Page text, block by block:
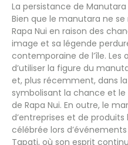
La persistance de
Bien que le manutara ne
Rapa Nui en raison des
image et sa légende
contemporaine de l’île.
d’utiliser la figure du
et, plus récemment, dans
symbolisant la chance et
de Rapa Nui. En outre, le
d’entreprises et de
célébrée lors
Tapati, où son esprit